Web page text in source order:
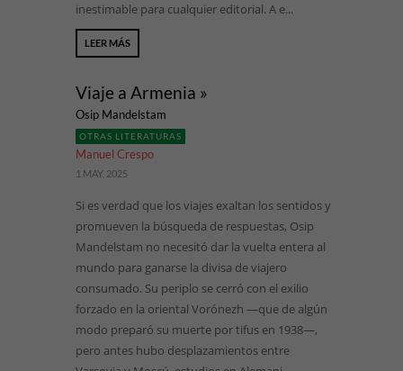
inestimable para cualquier editorial. A e...
LEER MÁS
Viaje a Armenia »
Osip Mandelstam
OTRAS LITERATURAS
Manuel Crespo
1 MAY, 2025
Si es verdad que los viajes exaltan los sentidos y
promueven la búsqueda de respuestas, Osip
Mandelstam no necesitó dar la vuelta entera al
mundo para ganarse la divisa de viajero
consumado. Su periplo se cerró con el exilio
forzado en la oriental Vorónezh —que de algún
modo preparó su muerte por tifus en 1938—,
pero antes hubo desplazamientos entre